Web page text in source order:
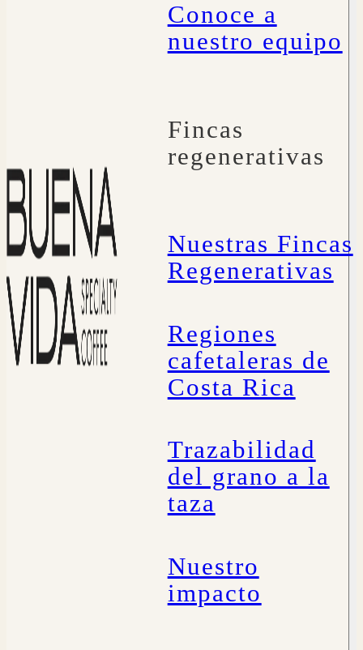
Conoce a
nuestro equipo
Fincas
regenerativas
Nuestras Fincas
Regenerativas
Regiones
cafetaleras de
Costa Rica
Trazabilidad
del grano a la
taza
Nuestro
impacto